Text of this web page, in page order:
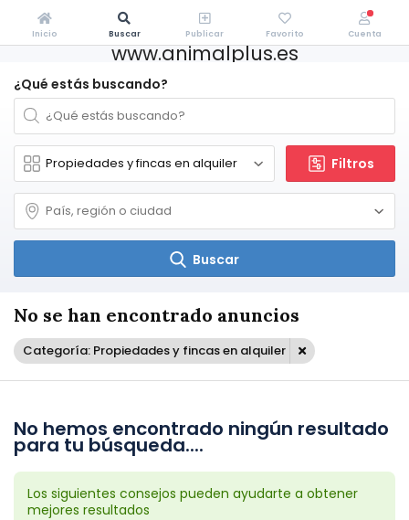
www.animalplus.es
¿Qué estás buscando?
Filtros
Buscar
No se han encontrado anuncios
Categoría: Propiedades y fincas en alquiler
No hemos encontrado ningún resultado
para tu búsqueda....
Los siguientes consejos pueden ayudarte a obtener
mejores resultados
Inicio Buscar Publicar Favorito Cuenta